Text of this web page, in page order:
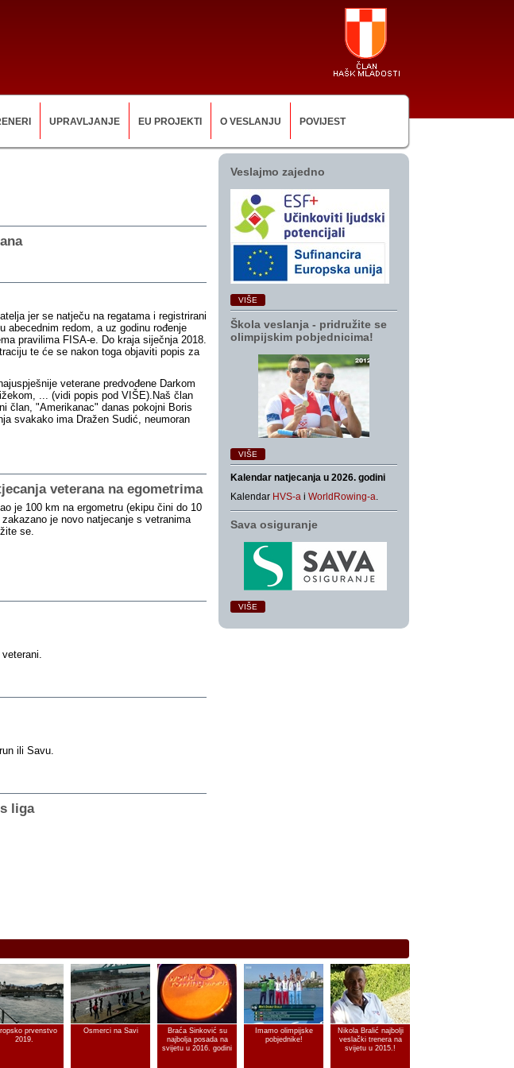
UPRAVLJANJE EU PROJEKTI O VESLANJU POVIJEST
jer se natječu na regatama i registrirani
abecednim redom, a uz godinu rođenje
pravilima FISA-e. Do kraja siječnja 2018.
te će se nakon toga objaviti popis za
veterane predvođene Darkom
... (vidi popis pod VIŠE).Naš član
član, "Amerikanac" danas pokojni Boris
svakako ima Dražen Sudić, neumoran
veterana na egometrima
je 100 km na ergometru (ekipu čini do 10
je novo natjecanje s vetranima
se.
ili Savu.
liga
Veslajmo zajedno
VIŠE
Škola veslanja ‑ pridružite se
olimpijskim pobjednicima!
VIŠE
Kalendar natjecanja u 2026. godini
Kalendar HVS-a i WorldRowing-a.
Sava osiguranje
VIŠE
prvenstvo
2019.
Osmerci na Savi
Braća Sinković su
najbolja posada na
svijetu u 2016. godini
Imamo olimpijske
pobjednike!
Nikola Bralić najbolji
veslački trenera na
svijetu u 2015.!